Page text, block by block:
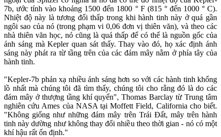
7b, ước tính vào khoảng 1500 đến 1800 ° F (815 ° đến 1000 ° C).
Nhiệt độ này là tương đối thấp trong khi hành tinh này ở quá gần
ngôi sao của nó (trong phạm vi 0,06 đơn vị thiên văn), và theo các
nhà thiên văn học, nó cũng là quá thấp để có thể là nguồn gốc của
ánh sáng mà Kepler quan sát thấy. Thay vào đó, họ xác định ánh
sáng này phát ra từ tầng trên của các đám mây nằm ở phía tây của
hành tinh.
"Kepler-7b phản xạ nhiều ánh sáng hơn so với các hành tinh khổng
lồ nhất mà chúng tôi đã tìm thấy, chúng tôi cho rằng đó là do các
đám mây ở thượng tầng khí quyển", Thomas Barclay từ Trung tâm
nghiên cứu Ames của NASA tại Moffett Field, California cho biết.
"Không giống như những đám mây trên Trái Đất, mây trên hành
tinh này dường như không thay đổi nhiều theo thời gian - nó có một
khí hậu rất ổn định."